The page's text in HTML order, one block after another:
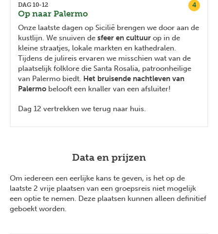
4
DAG 10-12
Op naar Palermo
Onze laatste dagen op Sicilië brengen we door aan de
kustlijn. We snuiven de sfeer en cultuur op in de
kleine straatjes, lokale markten en kathedralen.
Tijdens de julireis ervaren we misschien wat van de
plaatselijk folklore die Santa Rosalia, patroonheilige
van Palermo biedt. Het bruisende nachtleven van
Palermo belooft een knaller van een afsluiter!
Dag 12 vertrekken we terug naar huis.
Data en prijzen
Om iedereen een eerlijke kans te geven, is het op de
laatste 2 vrije plaatsen van een groepsreis niet mogelijk
een optie te nemen. Deze plaatsen kunnen alleen definitief
geboekt worden.